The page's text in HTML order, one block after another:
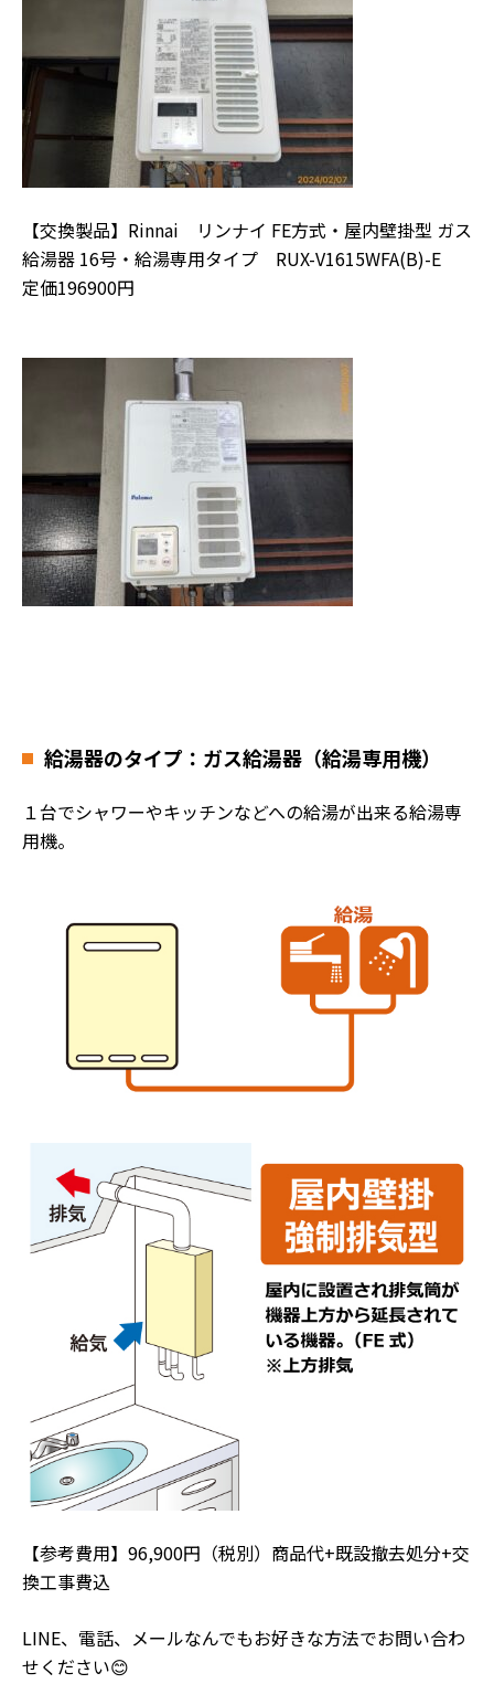
【交換製品】Rinnai リンナイ FE方式・屋内壁掛型 ガス
給湯器 16号・給湯専用タイプ RUX-V1615WFA(B)-E
定価196900円
給湯器のタイプ：ガス給湯器（給湯専用機）
１台でシャワーやキッチンなどへの給湯が出来る給湯専
用機。
【参考費用】96,900円（税別）商品代+既設撤去処分+交
換工事費込
LINE、電話、メールなんでもお好きな方法でお問い合わ
せください😊